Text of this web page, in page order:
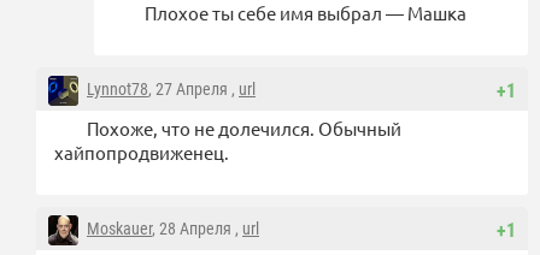
Плохое ты себе имя выбрал — Машка
+1
Lynnot78, 27 Апреля , url
Похоже, что не долечился. Обычный
хайпопродвиженец.
+1
Moskauer, 28 Апреля , url